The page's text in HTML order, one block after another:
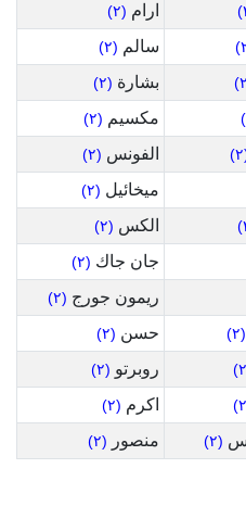
ارام (٢)
سالم (٢)
بشارة (٢)
مكسيم (٢)
الفونس (٢)
ميخائيل (٢)
الكس (٢)
جان جاك (٢)
ريمون جورج (٢)
(٢) حسن (٢)
روبرتو (٢)
اكرم (٢)
(٢) منصور (٢)